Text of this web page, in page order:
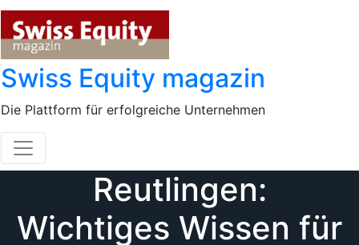
Skip
content
Swiss Equity magazin
Die Plattform für erfolgreiche Unternehmen
Reutlingen:
Wichtiges Wissen für